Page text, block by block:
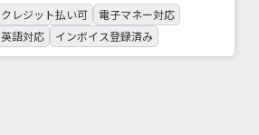
クレジット払い可
電子マネー対応
英語対応
インボイス登録済み